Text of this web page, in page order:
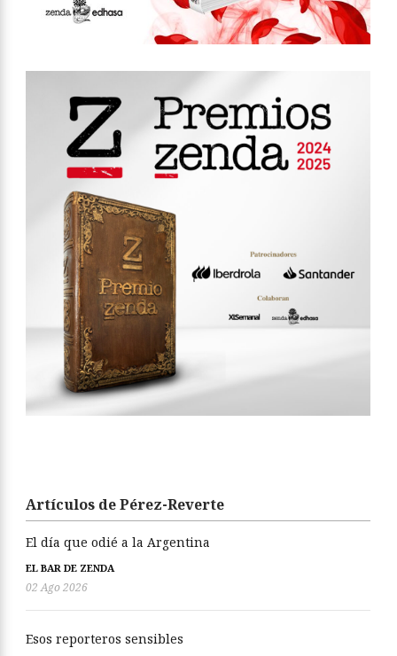
Artículos de Pérez-Reverte
El día que odié a la Argentina
EL BAR DE ZENDA
02 Ago 2026
Esos reporteros sensibles